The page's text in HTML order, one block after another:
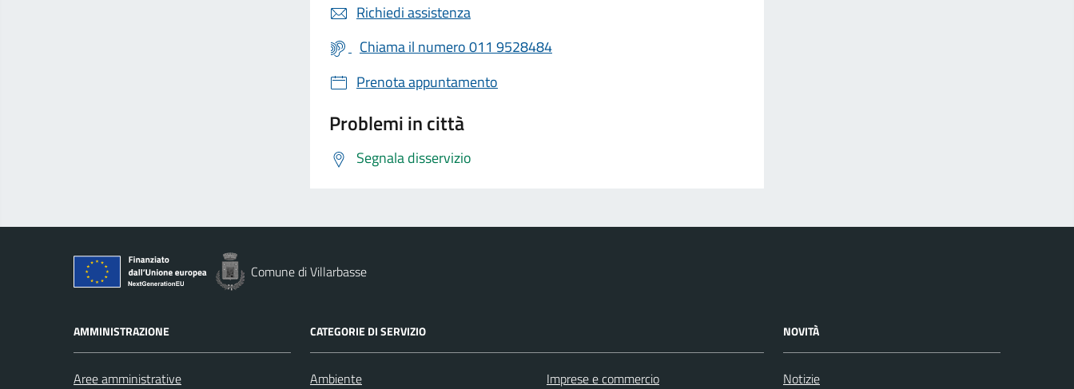
Richiedi assistenza
Chiama il numero 011 9528484
Prenota appuntamento
Problemi in città
Segnala disservizio
Comune di Villarbasse
AMMINISTRAZIONE
Aree amministrative
CATEGORIE DI SERVIZIO
Ambiente
Imprese e commercio
NOVITÀ
Notizie